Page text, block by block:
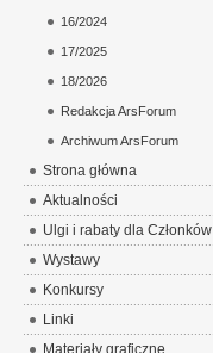
16/2024
17/2025
18/2026
Redakcja ArsForum
Archiwum ArsForum
Strona główna
Aktualności
Ulgi i rabaty dla Członków
Wystawy
Konkursy
Linki
Materiały graficzne